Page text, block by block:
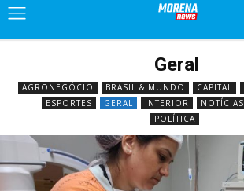
Geral
AGRONEGÓCIO BRASIL & MUNDO CAPITAL
ESPORTES
GERAL INTERIOR NOTÍCIAS
POLÍTICA